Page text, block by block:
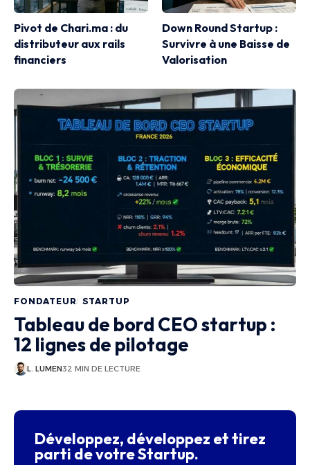
Pivot de Chari.ma : du
distributeur aux rails
financiers
Down Round Startup :
Survivre à une Baisse de
Valorisation
FONDATEUR STARTUP
Tableau de bord CEO startup :
12 lignes de pilotage
L. LUMEN32 MIN DE LECTURE
Développez, développez et tirez
parti de votre Startup.